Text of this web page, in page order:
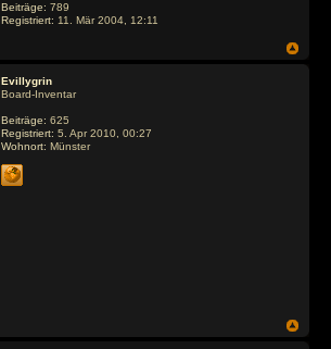
Beiträge: 789
Registriert: 11. Mär 2004, 12:11
Evillygrin
Board-Inventar
Beiträge: 625
Registriert: 5. Apr 2010, 00:27
Wohnort: Münster